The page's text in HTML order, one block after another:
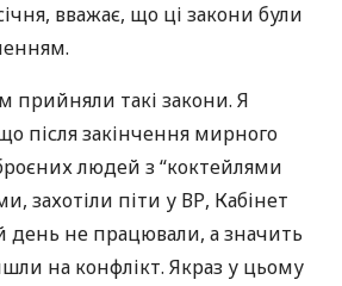
вважає, що ці закони були
прийняли такі закони. Я
після закінчення мирного
людей з “коктейлями
захотіли піти у ВР, Кабінет
день не працювали, а значить
на конфлікт. Якраз у цьому